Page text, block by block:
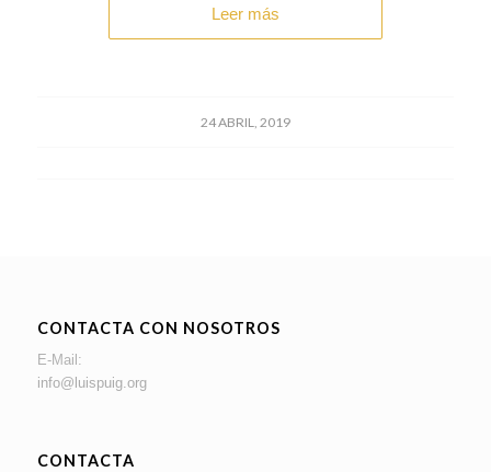
Leer más
24 ABRIL, 2019
CONTACTA CON NOSOTROS
E-Mail:
info@luispuig.org
CONTACTA